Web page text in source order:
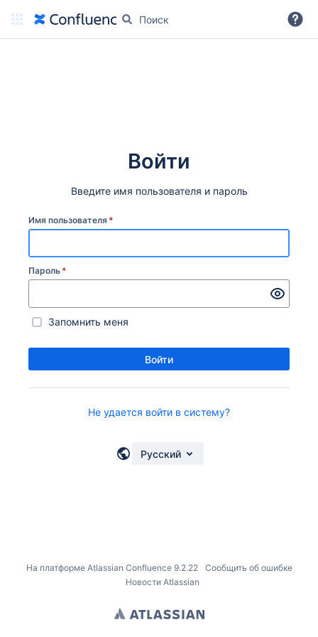
Дальше
Войти
Введите имя пользователя и пароль
Имя пользователя *
Пароль *
Запомнить меня
Войти
Не удается войти в систему?
Русский
На платформе Atlassian Confluence 9.2.22
Сообщить об ошибке
Новости Atlassian